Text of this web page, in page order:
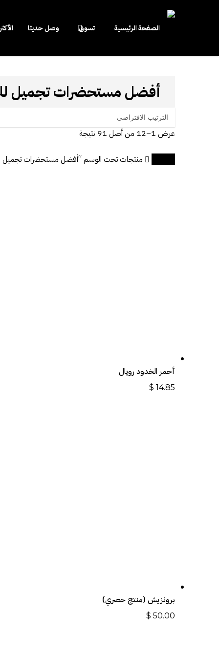
Hit enter to search or ESC to close
الصفحة الرئيسية تسوق وصل حديثا
أفضل مستحضرات تجميل
عرض 1–12 من أصل 91 نتيجة
منتجات تحت الوسم “أفضل مستحضرات تجميل
أحمر الخدود رويال
$ 14.85
برونزيش (منتج حصري)
$ 50.00